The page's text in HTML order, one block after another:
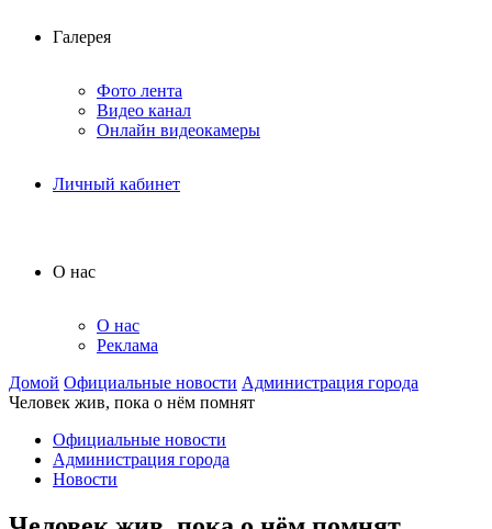
Галерея
Фото лента
Видео канал
Онлайн видеокамеры
Личный кабинет
О нас
О нас
Реклама
Домой Официальные новости Администрация города
Человек жив, пока о нём помнят
Официальные новости
Администрация города
Новости